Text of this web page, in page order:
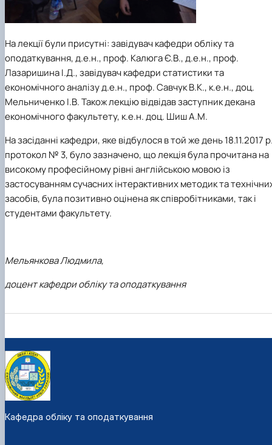
На лекції були присутні: завідувач кафедри обліку та
оподаткування, д.е.н., проф. Калюга Є.В., д.е.н., проф.
Лазаришина І.Д., завідувач кафедри статистики та
економічного аналізу д.е.н., проф. Савчук В.К., к.е.н., доц.
Мельниченко І.В.Також лекцію відвідав заступник декана
економічного факультету, к.е.н. доц. Шиш А.М.
На засіданні кафедри, яке відбулося в той же день18.11.2017 р
протокол № 3, було зазначено, що лекція була прочитана на
високому професійному рівні англійською мовою із
застосуванням сучасних інтерактивних методик та
засобів, була позитивно оцінена як співробітниками, так і
студентами факультету.
Мельянкова Людмила,
доцент кафедри обліку та оподаткування
Кафедра обліку та оподаткування